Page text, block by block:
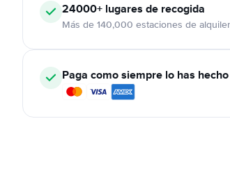
24000+ lugares de recogida
Más de 140,000 estaciones de
Paga como siempre lo has hecho